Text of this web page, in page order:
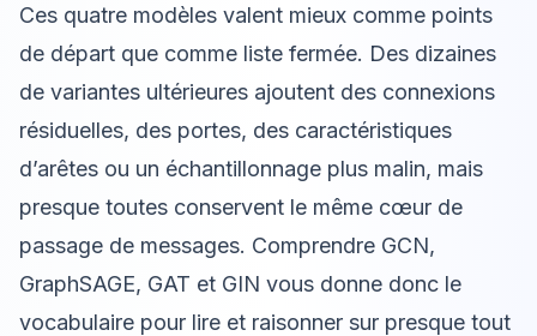
Ces quatre modèles valent mieux comme points
de départ que comme liste fermée. Des dizaines
de variantes ultérieures ajoutent des connexions
résiduelles, des portes, des caractéristiques
d’arêtes ou un échantillonnage plus malin, mais
presque toutes conservent le même cœur de
passage de messages. Comprendre GCN,
GraphSAGE, GAT et GIN vous donne donc le
vocabulaire pour lire et raisonner sur presque tout